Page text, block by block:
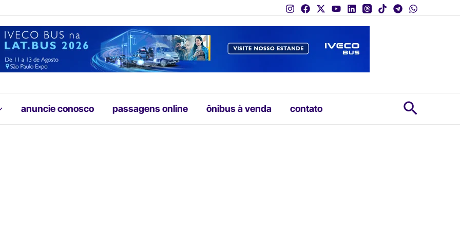
anuncie conosco passagens online ônibus à venda contato